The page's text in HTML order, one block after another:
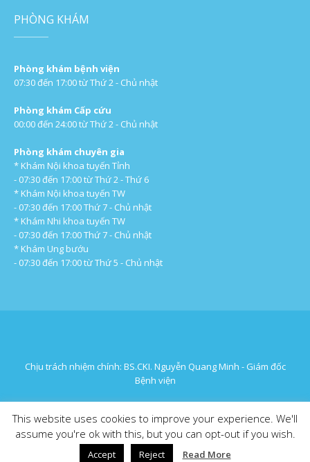
PHÒNG KHÁM
Phòng khám bệnh viện
07:30 đến 17:00 từ Thứ 2 - Chủ nhật
Phòng khám Cấp cứu
00:00 đến 24:00 từ Thứ 2 - Chủ nhật
Phòng khám chuyên gia
* Khám Nội khoa tuyến Tỉnh
- 07:30 đến 17:00 từ Thứ 2 - Thứ 6
* Khám Nội khoa tuyến TW
- 07:30 đến 17:00 Thứ 7 - Chủ nhật
* Khám Nhi khoa tuyến TW
- 07:30 đến 17:00 Thứ 7 - Chủ nhật
* Khám Ung bướu
- 07:30 đến 17:00 từ Thứ 5 - Chủ nhật
Chịu trách nhiệm chính: BS.CKI. Nguyễn Quang Minh - Giám đốc
Bệnh viện
© 2016 Bệnh Viện Đa Khoa Hưng Thịnh
This website uses cookies to improve your experience. We'll
assume you're ok with this, but you can opt-out if you wish.
Accept Reject Read More